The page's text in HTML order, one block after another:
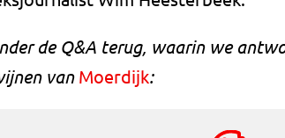
de Q&A terug, waarin we
van Moerdijk: